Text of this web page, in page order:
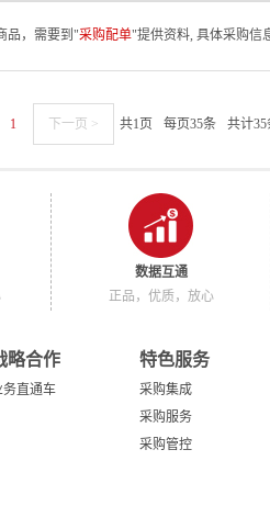
品，需要到"采购配单"提供资料, 具体采购信
1 下一页 > 共1页 每页35条 共计35
数据互通
正品，优质，放心
略合作
务直通车
特色服务
采购集成
采购服务
采购管控